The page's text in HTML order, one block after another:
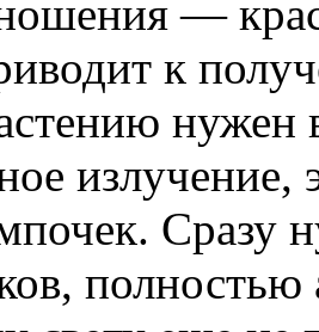
—
к
нужен
излучение,
Сразу